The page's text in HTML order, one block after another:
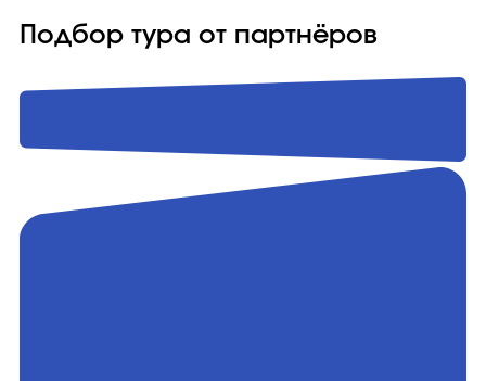
Подбор тура от партнёров